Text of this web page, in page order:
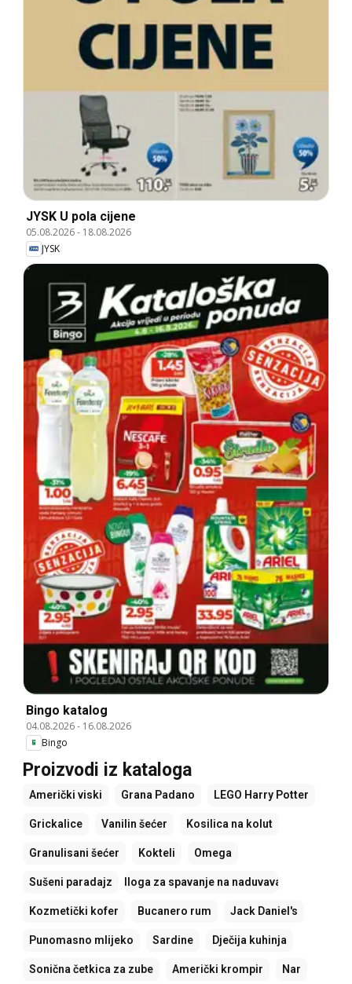
JYSK U pola cijene
05.08.2026- 18.08.2026
JYSK
Bingo katalog
04.08.2026- 16.08.2026
Bingo
Proizvodi iz kataloga
Američki viski Grana Padano LEGO Harry Potter
Grickalice Vanilin šećer Kosilica na kolut
Granulisani šećer Kokteli Omega
Sušeni paradajzPodloga za spavanje na naduvavanje
Kozmetički kofer Bucanero rum Jack Daniel's
Punomasno mlijeko Sardine Dječija kuhinja
Sonična četkica za zube Američki krompir Nar